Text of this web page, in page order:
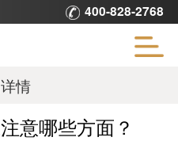
400-828-2768
情
意哪些方面？